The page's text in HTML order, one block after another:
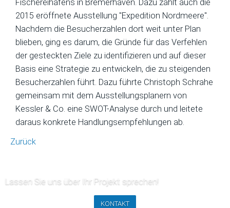
Fischereihafens in Bremerhaven. Dazu zählt auch die
2015 eröffnete Ausstellung "Expedition Nordmeere".
Nachdem die Besucherzahlen dort weit unter Plan
blieben, ging es darum, die Gründe für das Verfehlen
der gesteckten Ziele zu identifizieren und auf dieser
Basis eine Strategie zu entwickeln, die zu steigenden
Besucherzahlen führt. Dazu führte Christoph Schrahe
gemeinsam mit dem Ausstellungsplanern von
Kessler & Co. eine SWOT-Analyse durch und leitete
daraus konkrete Handlungsempfehlungen ab.
Zurück
Lassen Sie uns über Ihr Projekt sprechen!
KONTAKT